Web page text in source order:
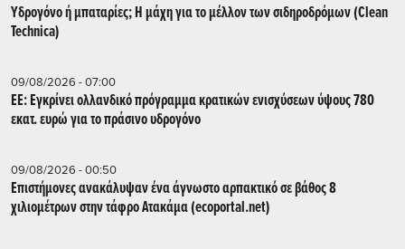
Υδρογόνο ή μπαταρίες; Η μάχη για το μέλλον των σιδηροδρόμων (Clean
Technica)
09/08/2026 - 07:00
ΕΕ: Εγκρίνει ολλανδικό πρόγραμμα κρατικών ενισχύσεων ύψους 780
εκατ. ευρώ για το πράσινο υδρογόνο
09/08/2026 - 00:50
Επιστήμονες ανακάλυψαν ένα άγνωστο αρπακτικό σε βάθος 8
χιλιομέτρων στην τάφρο Ατακάμα (ecoportal.net)